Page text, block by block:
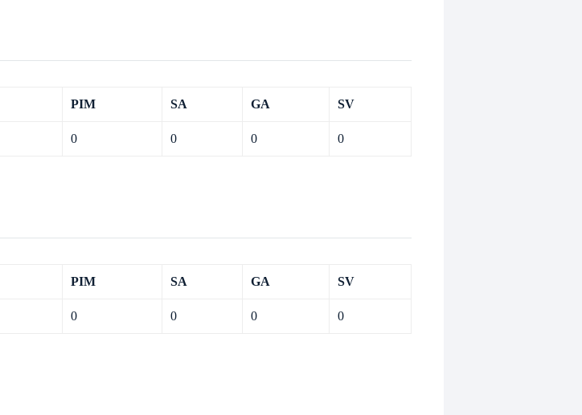
PIM SA GA SV
0 0 0 0
PIM SA GA SV
0 0 0 0